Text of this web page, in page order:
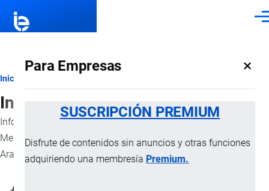
Para Empresas ×
SUSCRIPCIÓN PREMIUM
Disfrute de contenidos sin anuncios y otras funciones
adquiriendo una membresía Premium.
Ruta
de
navegación
Inicio
Informes Técnicos
Informes Técnicos de Designacion Arancelaria, Análisis
Merceológico y Aplicación de Técnicas de Clasificación
Arancelaria.